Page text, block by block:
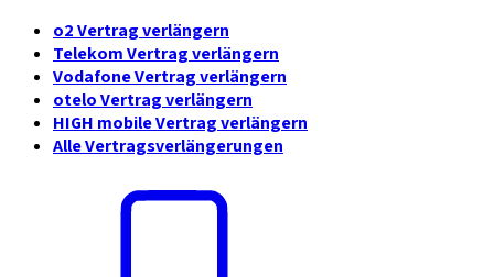
o2 Vertrag verlängern
Telekom Vertrag verlängern
Vodafone Vertrag verlängern
otelo Vertrag verlängern
HIGH mobile Vertrag verlängern
Alle Vertragsverlängerungen